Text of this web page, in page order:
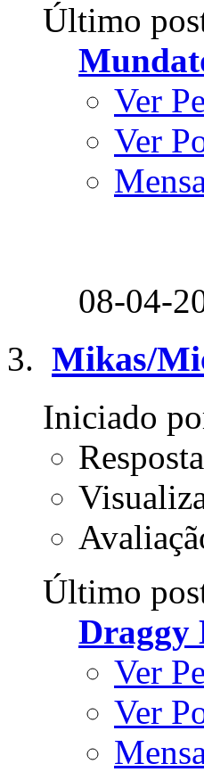
Último
Ver
Ver
08-04-
Mikas/
Iniciado
Último
Draggy
Ver
Ver